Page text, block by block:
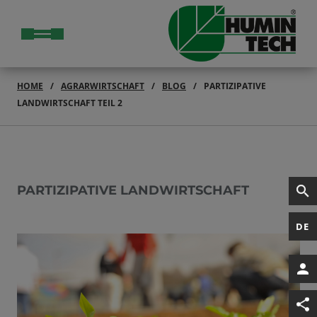
DE
HOME AGRARWIRTSCHAFT BLOG
PARTIZIPATIVE
LANDWIRTSCHAFT TEIL 2
PARTIZIPATIVE LANDWIRTSCHAFT